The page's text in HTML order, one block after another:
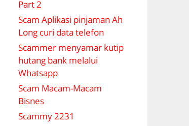
Part 2
Scam Aplikasi pinjaman Ah
Long curi data telefon
Scammer menyamar kutip
hutang bank melalui
Whatsapp
Scam Macam-Macam
Bisnes
Scammy 2231